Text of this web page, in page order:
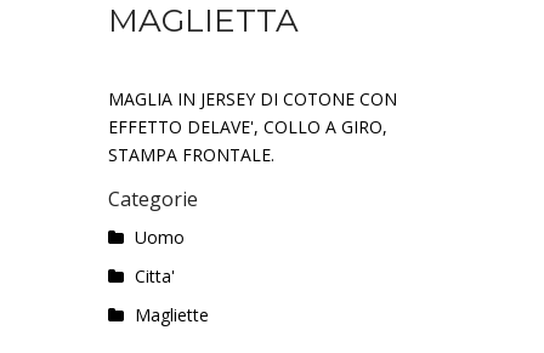
MAGLIETTA
MAGLIA IN JERSEY DI COTONE CON
EFFETTO DELAVE', COLLO A GIRO,
STAMPA FRONTALE.
Categorie
Uomo
Citta'
Magliette